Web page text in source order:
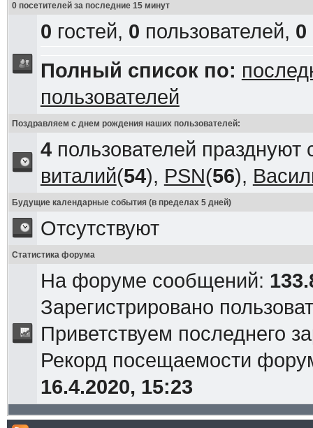
0 посетителей за последние 15 минут
0 гостей, 0 пользователей, 0
Полный список по:
пользователей
Поздравляем с днем рождения наших пользователей:
4пользователей празднуют
виталий(54), PSN(56),
Будущие календарные события (в пределах 5 дней)
Отсутствуют
Статистика форума
На форуме сообщений:
Зарегистрировано
Приветствуем последнего
Рекорд посещаемости
16.4.2020, 15:23